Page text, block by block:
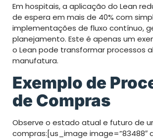
Em hospitais, a aplicação do Lean
de espera em mais de 40% com
implementações de fluxo contínuo,
planejamento. Este é apenas um
o Lean pode transformar processos
manufatura.
Exemplo de
de Compras
Observe o estado atual e futuro de
compras:[us_image image=”83488″